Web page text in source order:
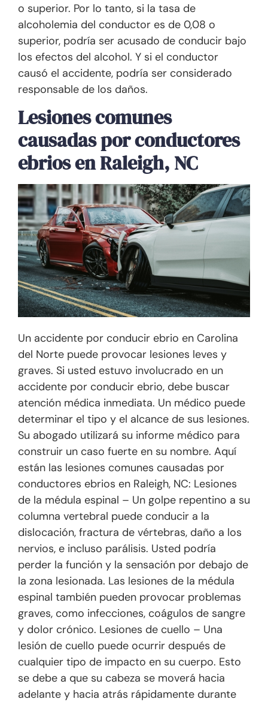
o superior. Por lo tanto, si la tasa de
alcoholemia del conductor es de 0,08 o
superior, podría ser acusado de conducir bajo
los efectos del alcohol. Y si el conductor
causó el accidente, podría ser considerado
responsable de los daños.
Lesiones comunes
causadas por conductores
ebrios en Raleigh, NC
Un accidente por conducir ebrio en Carolina
del Norte puede provocar lesiones leves y
graves. Si usted estuvo involucrado en un
accidente por conducir ebrio, debe buscar
atención médica inmediata. Un médico puede
determinar el tipo y el alcance de sus lesiones.
Su abogado utilizará su informe médico para
construir un caso fuerte en su nombre. Aquí
están las lesiones comunes causadas por
conductores ebrios en Raleigh, NC: Lesiones
de la médula espinal – Un golpe repentino a su
columna vertebral puede conducir a la
dislocación, fractura de vértebras, daño a los
nervios, e incluso parálisis. Usted podría
perder la función y la sensación por debajo de
la zona lesionada. Las lesiones de la médula
espinal también pueden provocar problemas
graves, como infecciones, coágulos de sangre
y dolor crónico. Lesiones de cuello – Una
lesión de cuello puede ocurrir después de
cualquier tipo de impacto en su cuerpo. Esto
se debe a que su cabeza se moverá hacia
adelante y hacia atrás rápidamente durante